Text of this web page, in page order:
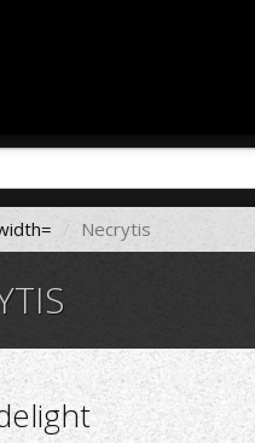
Necrytis